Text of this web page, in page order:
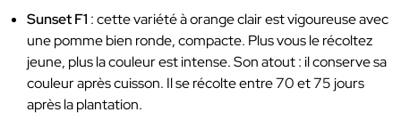
Sunset F1 : cette variété à orange clair est vigoureuse avec
une pomme bien ronde, compacte. Plus vous le récoltez
jeune, plus la couleur est intense. Son atout : il conserve sa
couleur après cuisson. Il se récolte entre 70 et 75 jours
après la plantation.